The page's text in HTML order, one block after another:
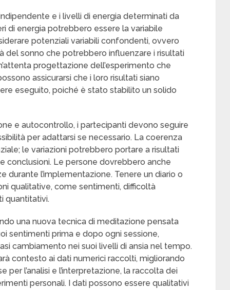
e i livelli di energia determinati da
di energia potrebbero essere la variabile
potenziali variabili confondenti, ovvero
del sonno che potrebbero influenzare i risultati
progettazione dell’esperimento che
assicurarsi che i loro risultati siano
eseguito, poiché è stato stabilito un solido
e autocontrollo, i partecipanti devono seguire
per adattarsi se necessario. La coerenza
le variazioni potrebbero portare a risultati
conclusioni. Le persone dovrebbero anche
l’implementazione. Tenere un diario o
qualitative, come sentimenti, difficoltà
quantitativi.
una nuova tecnica di meditazione pensata
sentimenti prima e dopo ogni sessione,
cambiamento nei suoi livelli di ansia nel tempo.
contesto ai dati numerici raccolti, migliorando
per l’analisi e l’interpretazione, la raccolta dei
personali. I dati possono essere qualitativi